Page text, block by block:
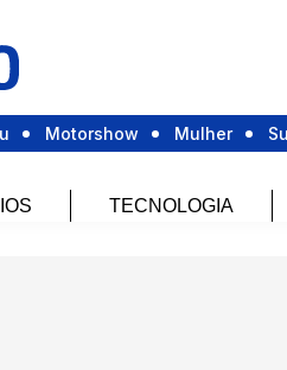
Motorshow Mulher
TECNOLOGIA